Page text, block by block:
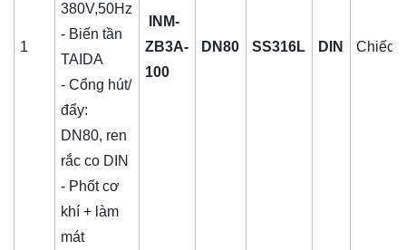
1
380V,50Hz
- Biến tần
TAIDA
- Cổng hút/
đẩy:
DN80, ren
rắc co DIN
- Phốt cơ
khí + làm
mát
INM-
ZB3A-
100
DN80 SS316L DIN Chiếc